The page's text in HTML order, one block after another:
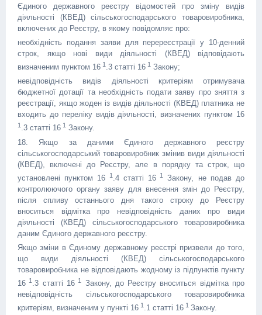
Єдиного державного реєстру відомостей про зміну видів
діяльності (КВЕД) сільськогосподарського товаровиробника,
включених до Реєстру, в якому повідомляє про:
необхідність подання заяви для перереєстрації у 10-денний
строк, якщо нові види діяльності (КВЕД) відповідають
визначеним пунктом 16 1 .3 статті 16 1 Закону;
невідповідність видів діяльності критеріям отримувача
бюджетної дотації та необхідність подати заяву про зняття з
реєстрації, якщо жоден із видів діяльності (КВЕД) платника не
входить до переліку видів діяльності, визначених пунктом 16
1 .3 статті 16 1 Закону.
18. Якщо за даними Єдиного державного реєстру
сільськогосподарський товаровиробник змінив види діяльності
(КВЕД), включені до Реєстру, але в порядку та строк, що
установлені пунктом 16 1.4 статті 16 1
Закону, не подав до
контролюючого органу заяву для внесення змін до Реєстру,
після спливу останнього дня такого строку до Реєстру
вноситься відмітка про невідповідність даних про види
діяльності (КВЕД) сільськогосподарського товаровиробника
даним Єдиного державного реєстру.
Якщо зміни в Єдиному державному реєстрі призвели до того,
що види діяльності (КВЕД) сільськогосподарського
товаровиробника не відповідають жодному із підпунктів пункту
16 1 .3 статті 161
Закону, до Реєстру вноситься відмітка про
невідповідність сільськогосподарського товаровиробника
критеріям, визначеним у пункті 16 1 .1 статті 16 1 Закону.